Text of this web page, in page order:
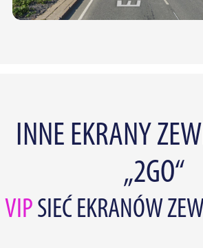
INNE EKRANY
„2GO“
VIP SIEĆ EKRANÓW